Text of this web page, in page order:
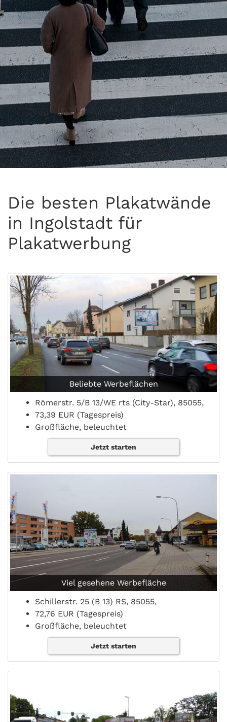
Die besten Plakatwände
in Ingolstadt für
Plakatwerbung
Beliebte Werbeflächen
Römerstr. 5/B 13/WE rts (City-Star), 85055,
73,39 EUR (Tagespreis)
Großfläche, beleuchtet
Jetzt starten
Viel gesehene Werbefläche
Schillerstr. 25 (B 13) RS, 85055,
72,76 EUR (Tagespreis)
Großfläche, beleuchtet
Jetzt starten